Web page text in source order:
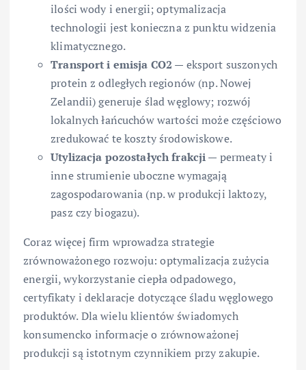
ilości wody i energii; optymalizacja
technologii jest konieczna z punktu widzenia
klimatycznego.
Transport i emisja CO2 — eksport suszonych
protein z odległych regionów (np. Nowej
Zelandii) generuje ślad węglowy; rozwój
lokalnych łańcuchów wartości może częściowo
zredukować te koszty środowiskowe.
Utylizacja pozostałych frakcji— permeaty i
inne strumienie uboczne wymagają
zagospodarowania (np. w produkcji laktozy,
pasz czy biogazu).
Coraz więcej firm wprowadza strategie
zrównoważonego rozwoju: optymalizacja zużycia
energii, wykorzystanie ciepła odpadowego,
certyfikaty i deklaracje dotyczące śladu węglowego
produktów. Dla wielu klientów świadomych
konsumencko informacje o zrównoważonej
produkcji są istotnym czynnikiem przy zakupie.